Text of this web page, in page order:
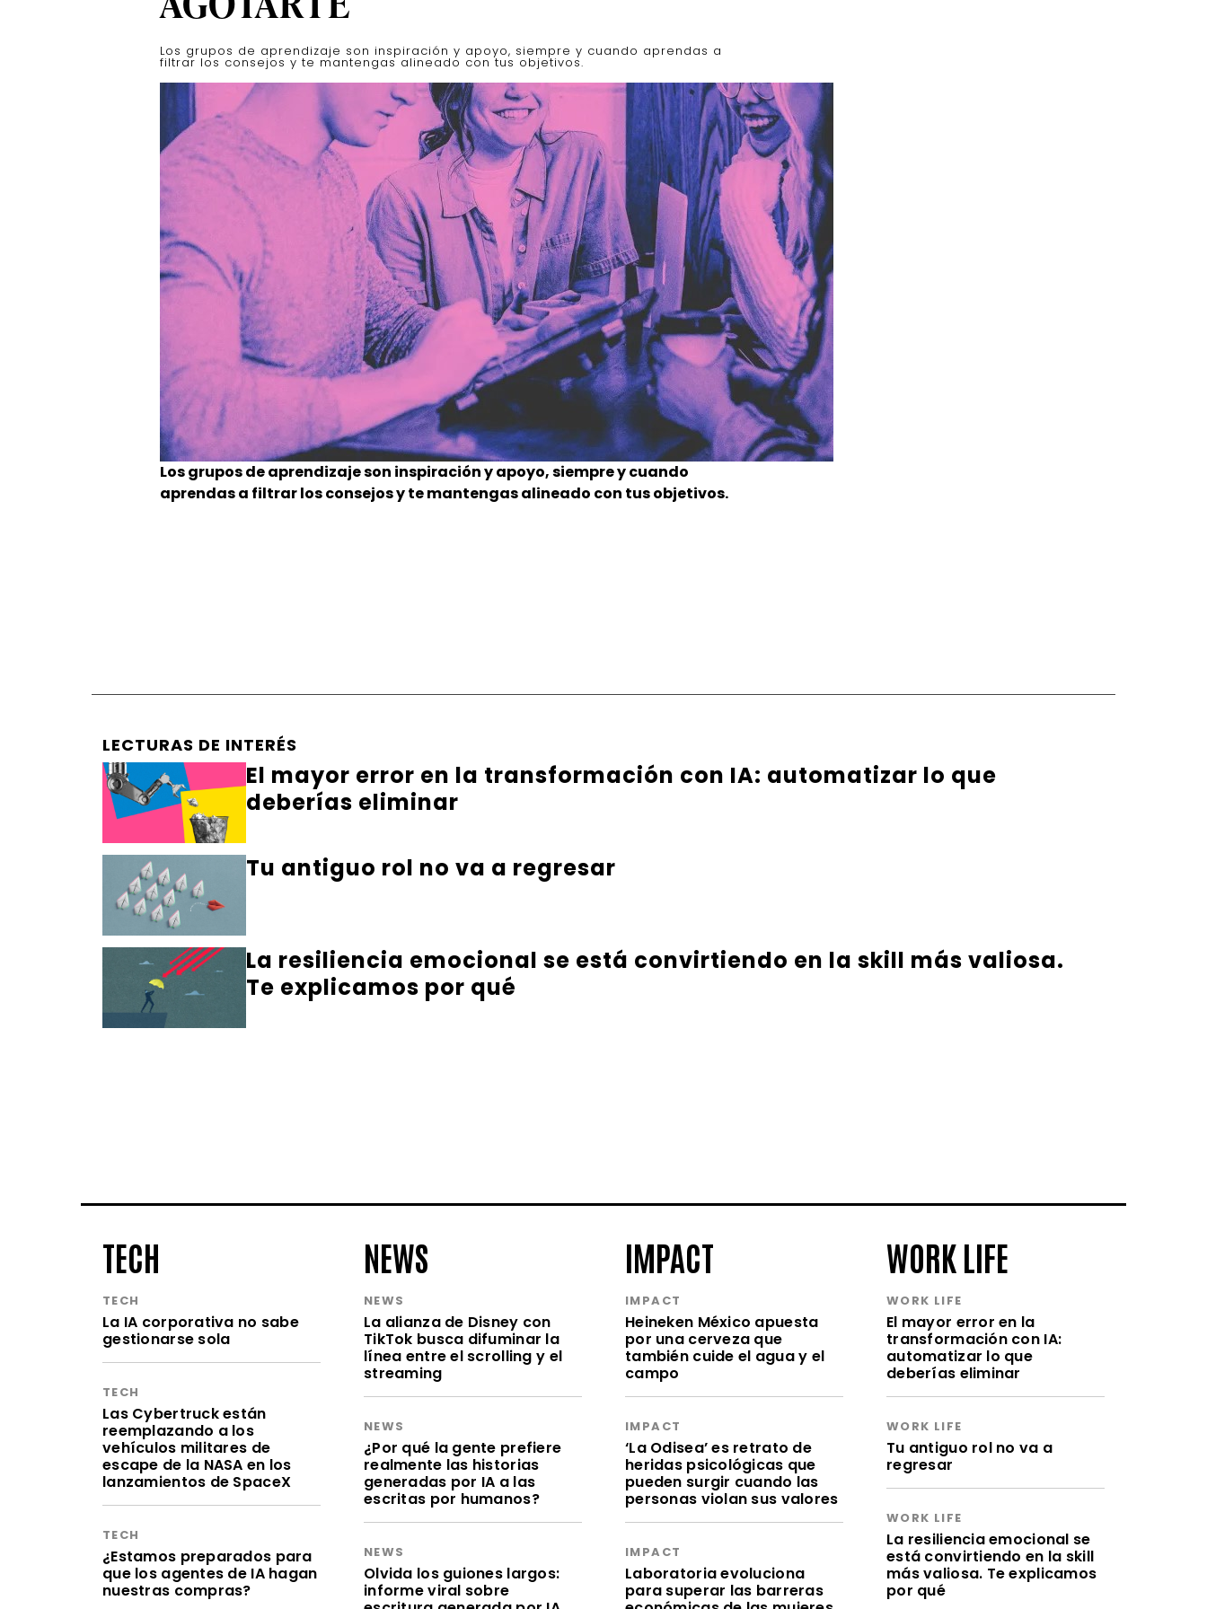
Los grupos de aprendizaje son inspiración y apoyo, siempre y cuando aprendas a
filtrar los consejos y te mantengas alineado con tus objetivos.
Los grupos de aprendizaje son inspiración y apoyo, siempre y cuando
aprendas a filtrar los consejos y te mantengas alineado con tus objetivos.
LECTURAS DE INTERÉS
El mayor error en la transformación con IA: automatizar lo que
deberías eliminar
Tu antiguo rol no va a regresar
La resiliencia emocional se está convirtiendo en la skill más valiosa.
Te explicamos por qué
TECH
TECH
La IA corporativa no sabe
gestionarse sola
TECH
Las Cybertruck están
reemplazando a los
vehículos militares de
escape de la NASA en los
lanzamientos de SpaceX
TECH
¿Estamos preparados para
que los agentes de IA hagan
nuestras compras?
NEWS
NEWS
La alianza de Disney con
TikTok busca difuminar la
línea entre el scrolling y el
streaming
NEWS
¿Por qué la gente prefiere
realmente las historias
generadas por IA a las
escritas por humanos?
NEWS
Olvida los guiones largos:
informe viral sobre
IMPACT
IMPACT
Heineken México apuesta
por una cerveza que
también cuide el agua y el
campo
IMPACT
‘La Odisea’ es retrato de
heridas psicológicas que
pueden surgir cuando las
personas violan sus valores
IMPACT
Laboratoria evoluciona
para superar las barreras
WORK LIFE
WORK LIFE
El mayor error en la
transformación con IA:
automatizar lo que
deberías eliminar
WORK LIFE
Tu antiguo rol no va a
regresar
WORK LIFE
La resiliencia emocional se
está convirtiendo en la skill
más valiosa. Te explicamos
por qué